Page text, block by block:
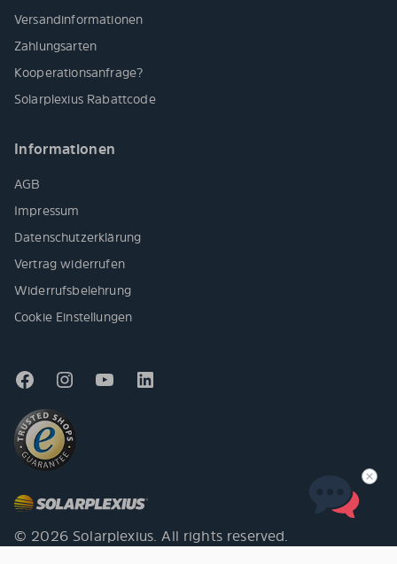
Versandinformationen
Zahlungsarten
Kooperationsanfrage?
Solarplexius Rabattcode
Informationen
AGB
Impressum
Datenschutzerklärung
Vertrag widerrufen
Widerrufsbelehrung
Cookie Einstellungen
© 2026 Solarplexius. All rights reserved.